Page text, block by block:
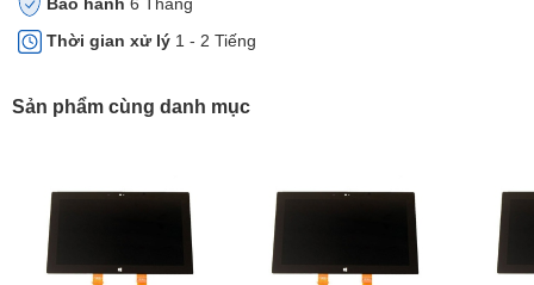
Thời gian xử lý 1 - 2 Tiếng
Sản phẩm cùng danh mục